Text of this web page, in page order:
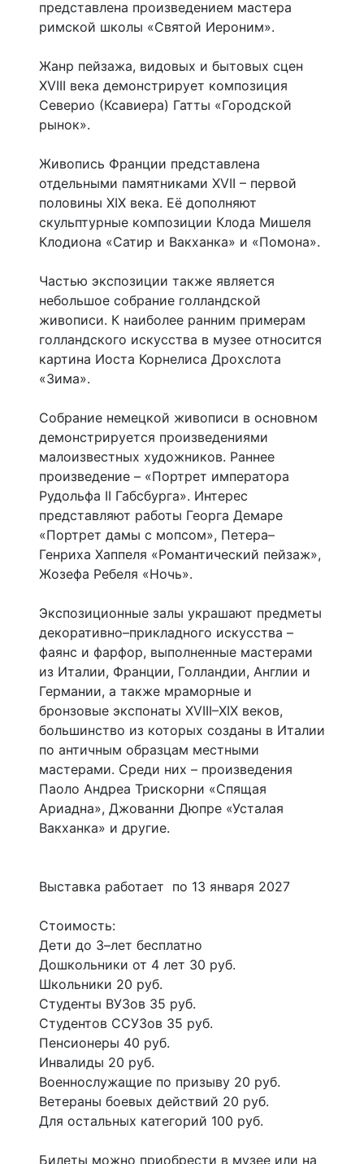
представлена произведением мастера
римской школы «Святой Иероним».
Жанр пейзажа, видовых и бытовых сцен
XVIII века демонстрирует композиция
Северио (Ксавиера) Гатты «Городской
рынок».
Живопись Франции представлена
отдельными памятниками XVII – первой
половины XIX века. Её дополняют
скульптурные композиции Клода Мишеля
Клодиона «Сатир и Вакханка» и «Помона».
Частью экспозиции также является
небольшое собрание голландской
живописи. К наиболее ранним примерам
голландского искусства в музее относится
картина Иоста Корнелиса Дрохслота
«Зима».
Собрание немецкой живописи в основном
демонстрируется произведениями
малоизвестных художников. Раннее
произведение – «Портрет императора
Рудольфа II Габсбурга». Интерес
представляют работы Георга Демаре
«Портрет дамы с мопсом», Петера–
Генриха Хаппеля «Романтический пейзаж»,
Жозефа Ребеля «Ночь».
Экспозиционные залы украшают предметы
декоративно–прикладного искусства –
фаянс и фарфор, выполненные мастерами
из Италии, Франции, Голландии, Англии и
Германии, а также мраморные и
бронзовые экспонаты XVIII–XIX веков,
большинство из которых созданы в Италии
по античным образцам местными
мастерами. Среди них – произведения
Паоло Андреа Трискорни «Спящая
Ариадна», Джованни Дюпре «Усталая
Вакханка» и другие.
Выставка работает по 13 января 2027
Стоимость:
Дети до 3–лет бесплатно
Дошкольники от 4 лет 30 руб.
Школьники 20 руб.
Студенты ВУЗов 35 руб.
Студентов ССУЗов 35 руб.
Пенсионеры 40 руб.
Инвалиды 20 руб.
Военнослужащие по призыву 20 руб.
Ветераны боевых действий 20 руб.
Для остальных категорий 100 руб.
Билеты можно приобрести в музее или на